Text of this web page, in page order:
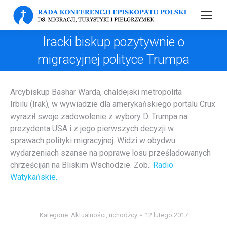
Iracki biskup pozytywnie o
migracyjnej polityce Trumpa
Arcybiskup Bashar Warda, chaldejski metropolita
Irbilu (Irak), w wywiadzie dla amerykańskiego portalu Crux
wyraził swoje zadowolenie z wybory D. Trumpa na
prezydenta USA i z jego pierwszych decyzji w
sprawach polityki migracyjnej. Widzi w obydwu
wydarzeniach szanse na poprawę losu prześladowanych
chrześcijan na Bliskim Wschodzie. Zob.: Radio
Watykańskie.
Kategorie: Aktualności, uchodźcy 12 lutego 2017